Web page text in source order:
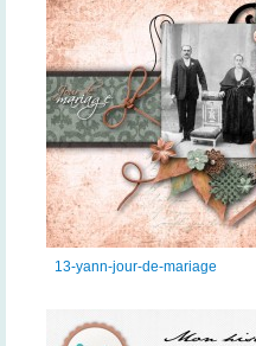
13-yann-jour-de-mariage